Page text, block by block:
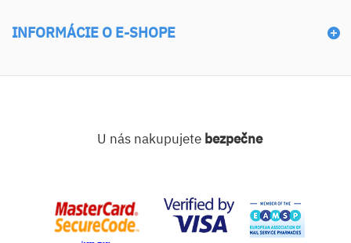
INFORMÁCIE O E-SHOPE
U nás nakupujete bezpečne